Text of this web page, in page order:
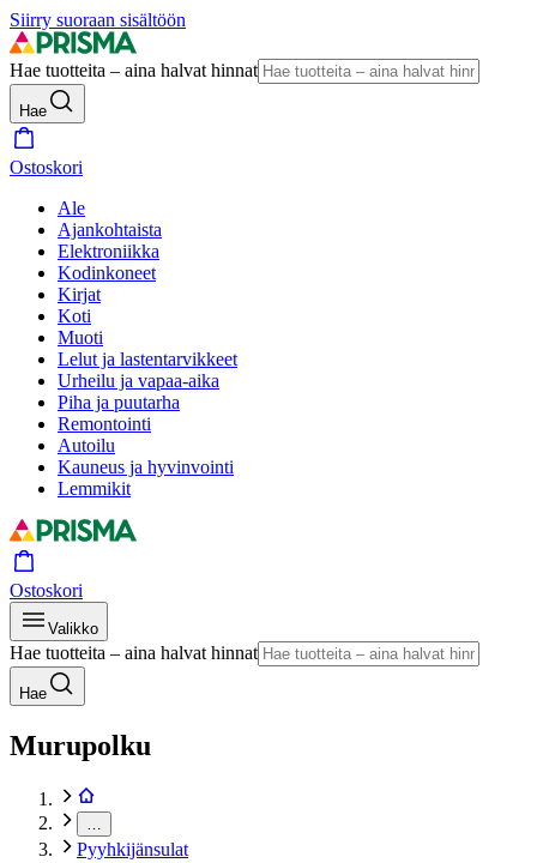
Siirry suoraan sisältöön
Hae tuotteita – aina halvat hinnat
Hae
Ostoskori
Ale
Ajankohtaista
Elektroniikka
Kodinkoneet
Kirjat
Koti
Muoti
Lelut ja lastentarvikkeet
Urheilu ja vapaa-aika
Piha ja puutarha
Remontointi
Autoilu
Kauneus ja hyvinvointi
Lemmikit
Ostoskori
Valikko
Hae tuotteita – aina halvat hinnat
Hae
Murupolku
Pyyhkijänsulat